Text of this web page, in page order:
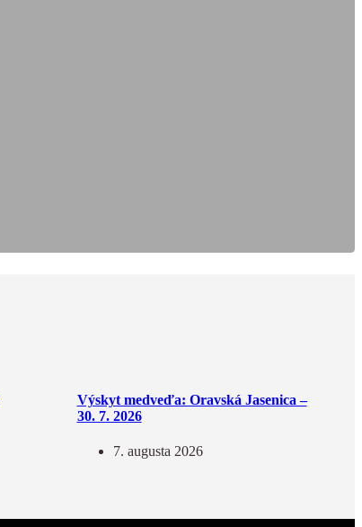
Výskyt medveďa: Oravská Jasenica –
30. 7. 2026
7. augusta 2026